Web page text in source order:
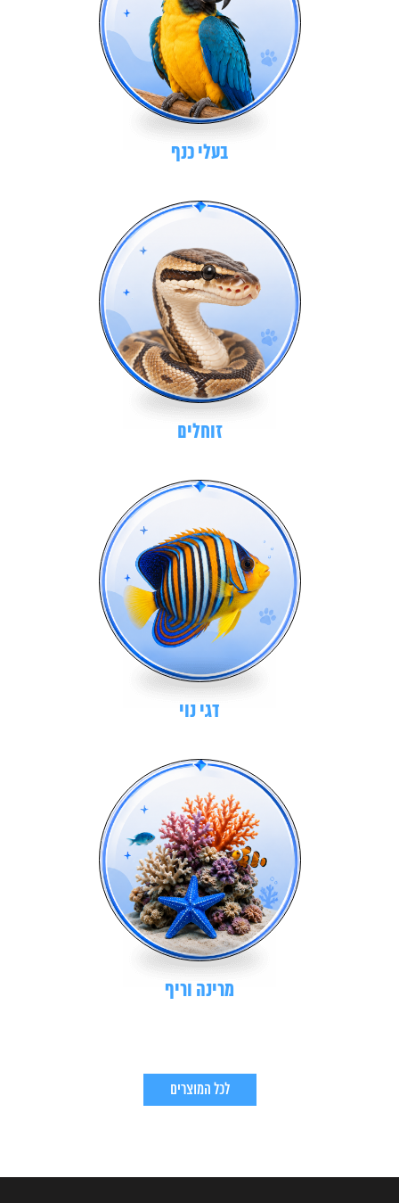
בעלי כנף
זוחלים
דגי נוי
מרינה וריף
לכל המוצרים